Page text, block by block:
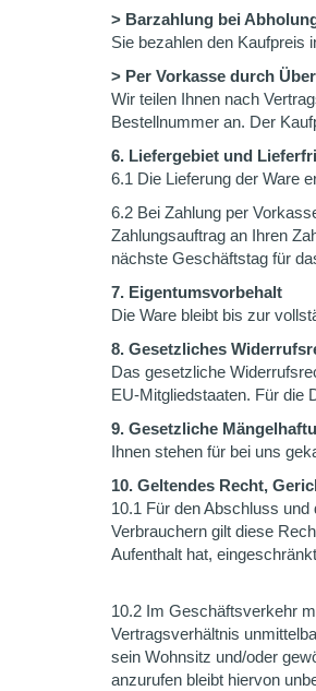
> Barzahlung bei
Sie bezahlen den Kaufpreis
> Per Vorkasse durch
Wir teilen Ihnen nach
Bestellnummer an. Der
6. Liefergebiet und
6.1 Die Lieferung der Ware
6.2 Bei Zahlung per
Zahlungsauftrag an Ihren
nächste Geschäftstag für
7. Eigentumsvorbehalt
Die Ware bleibt bis zur
8. Gesetzliches
Das gesetzliche
EU-Mitgliedstaaten. Für die
9. Gesetzliche
Ihnen stehen für bei uns
10. Geltendes Recht,
10.1 Für den Abschluss
Verbrauchern gilt diese
Aufenthalt hat,
10.2 Im Geschäftsverkehr
Vertragsverhältnis
sein Wohnsitz und/oder
anzurufen bleibt hiervon